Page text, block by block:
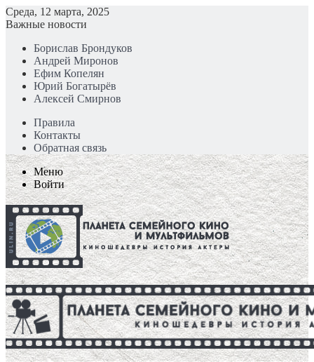
Среда, 12 марта, 2025
Важные новости
Борислав Брондуков
Андрей Миронов
Ефим Копелян
Юрий Богатырёв
Алексей Смирнов
Правила
Контакты
Обратная связь
Меню
Войти